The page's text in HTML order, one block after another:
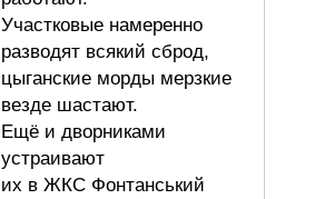
Участковые намеренно
разводят всякий сброд,
цыганские морды мерзкие
везде шастают.
Ещё и дворниками
устраивают
их в ЖКС Фонтанський